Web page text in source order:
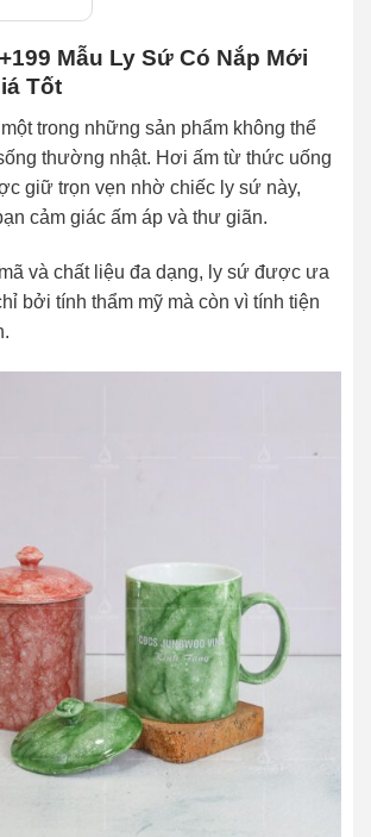
Mẫu Ly Sứ Có Nắp Mới
Tốt
một trong những sản phẩm không thể
thường nhật. Hơi ấm từ thức uống
giữ trọn vẹn nhờ chiếc ly sứ này,
cảm giác ấm áp và thư giãn.
và chất liệu đa dạng, ly sứ được ưa
bởi tính thẩm mỹ mà còn vì tính tiện